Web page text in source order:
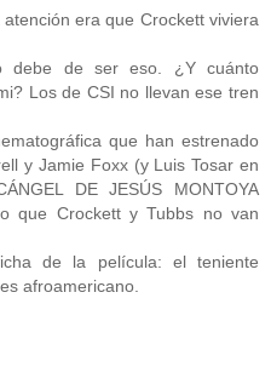
era que Crockett viviera
debe de ser eso. ¿Y cuánto
Los de CSI no llevan ese tren
que han estrenado
y Jamie Foxx (y Luis Tosar en
DE JESÚS MONTOYA
que Crockett y Tubbs no van
de la película: el teniente
afroamericano.